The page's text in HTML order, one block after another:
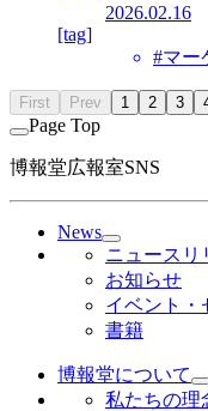
2026.02.16
[tag]
#マー
First Prev 1 2 3
Page Top
博報堂広報室SNS
News
ニュースリ
お知らせ
イベント・
書籍
博報堂について
私たちの理